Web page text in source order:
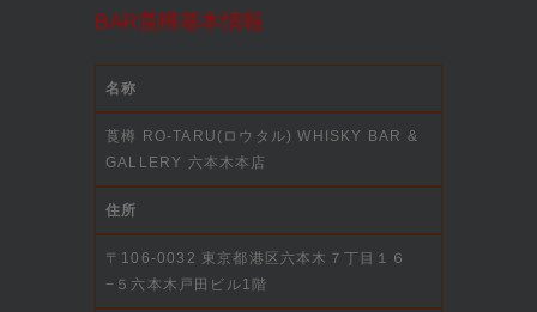
BAR莨樽基本情報
名称
莨樽 RO-TARU(ロウタル) WHISKY BAR &
GALLERY 六本木本店
住所
〒106-0032 東京都港区六本木７丁目１６
−５六本木戸田ビル1階